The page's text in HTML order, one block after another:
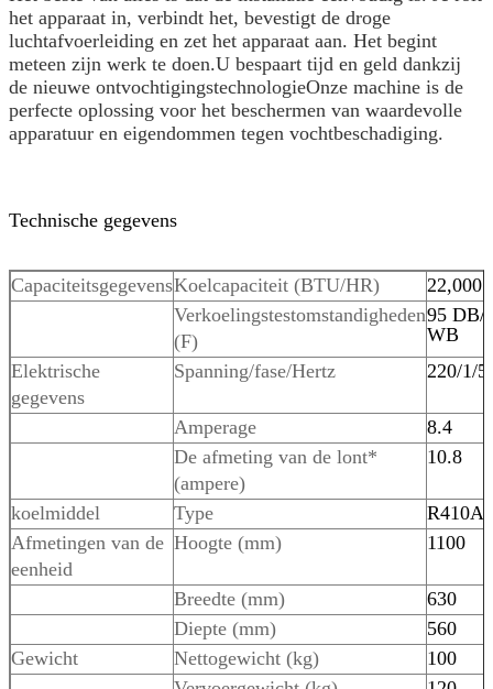
het apparaat in, verbindt het, bevestigt de droge
luchtafvoerleiding en zet het apparaat aan. Het begint
meteen zijn werk te doen.U bespaart tijd en geld dankzij
de nieuwe ontvochtigingstechnologieOnze machine is de
perfecte oplossing voor het beschermen van waardevolle
apparatuur en eigendommen tegen vochtbeschadiging.
Technische gegevens
CapaciteitsgegevensKoelcapaciteit (BTU/HR)
22,000
Verkoelingstestomstandigheden
(F)
95 DB/
WB
Elektrische
gegevens
Spanning/fase/Hertz 220/1/
Amperage
8.4
De afmeting van de lont*
(ampere)
10.8
koelmiddel Type
R410A
Afmetingen van de
eenheid
Hoogte (mm) 1100
Breedte (mm)
630
Diepte (mm)
560
Gewicht
Nettogewicht (kg)
100